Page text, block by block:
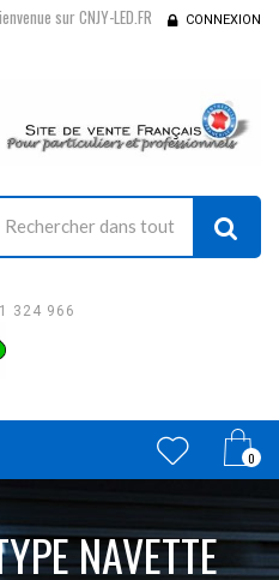
sur CNJY-LED.FR CONNEXION
324 966
0
NAVETTE